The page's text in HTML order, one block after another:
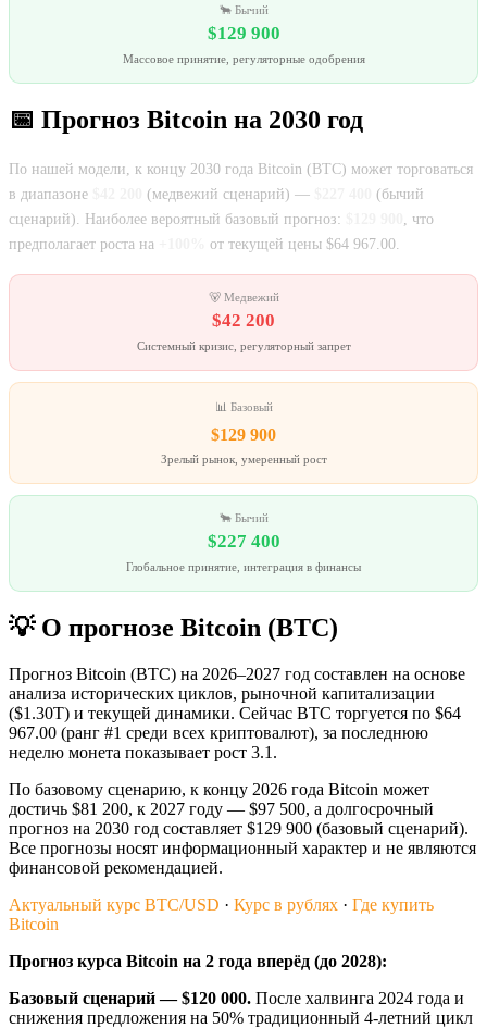
🐂 Бычий
$129 900
Массовое принятие, регуляторные одобрения
📅 Прогноз Bitcoin на 2030 год
По нашей модели, к концу 2030 года Bitcoin (BTC) может торговаться
в диапазоне
(медвежий сценарий) —
(бычий
сценарий). Наиболее вероятный базовый прогноз:
, что
предполагает роста на
от текущей цены $64 967.00.
🐻 Медвежий
$42 200
Системный кризис, регуляторный запрет
📊 Базовый
$129 900
Зрелый рынок, умеренный рост
🐂 Бычий
$227 400
Глобальное принятие, интеграция в финансы
💡 О прогнозе Bitcoin (BTC)
Прогноз Bitcoin (BTC) на 2026–2027 год составлен на основе
анализа исторических циклов, рыночной капитализации
($1.30T) и текущей динамики. Сейчас BTC торгуется по $64
967.00 (ранг #1 среди всех криптовалют), за последнюю
неделю монета показывает рост 3.1.
По базовому сценарию, к концу 2026 года Bitcoin может
достичь $81 200, к 2027 году — $97 500, а долгосрочный
прогноз на 2030 год составляет $129 900 (базовый сценарий).
Все прогнозы носят информационный характер и не являются
финансовой рекомендацией.
Актуальный курс BTC/USD · Курс в рублях · Где купить
Bitcoin
Прогноз курса Bitcoin на 2 года вперёд (до 2028):
Базовый сценарий — $120 000. После халвинга 2024 года и
снижения предложения на 50% традиционный 4-летний цикл